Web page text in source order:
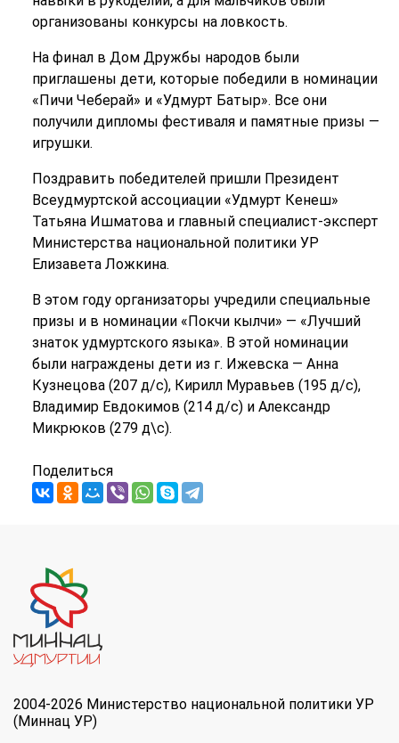
организованы конкурсы на ловкость.
На финал в Дом Дружбы народов были
приглашены дети, которые победили в номинации
«Пичи Чеберай» и «Удмурт Батыр». Все они
получили дипломы фестиваля и памятные призы —
игрушки.
Поздравить победителей пришли Президент
Всеудмуртской ассоциации «Удмурт Кенеш»
Татьяна Ишматова и главный специалист-эксперт
Министерства национальной политики УР
Елизавета Ложкина.
В этом году организаторы учредили специальные
призы и в номинации «Покчи кылчи» — «Лучший
знаток удмуртского языка». В этой номинации
были награждены дети из г. Ижевска — Анна
Кузнецова (207 д/с), Кирилл Муравьев (195 д/с),
Владимир Евдокимов (214 д/с) и Александр
Микрюков (279 д\с).
Поделиться
2004-2026 Министерство национальной политики УР
(Миннац УР)